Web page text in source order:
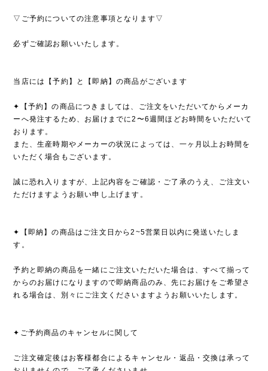
▽ご予約についての注意事項となります▽
必ずご確認お願いいたします。
当店には【予約】と【即納】の商品がございます
✦【予約】の商品につきましては、ご注文をいただいてからメーカ
ーへ発注するため、お届けまでに2〜6週間ほどお時間をいただいて
おります。
また、生産時期やメーカーの状況によっては、一ヶ月以上お時間を
いただく場合もございます。
誠に恐れ入りますが、上記内容をご確認・ご了承のうえ、ご注文い
ただけますようお願い申し上げます。
✦【即納】の商品はご注文日から2~5営業日以内に発送いたしま
す。
予約と即納の商品を一緒にご注文いただいた場合は、すべて揃って
からのお届けになりますので即納商品のみ、先にお届けをご希望さ
れる場合は、別々にご注文くださいますようお願いいたします。
✦ご予約商品のキャンセルに関して
ご注文確定後はお客様都合によるキャンセル・返品・交換は承って